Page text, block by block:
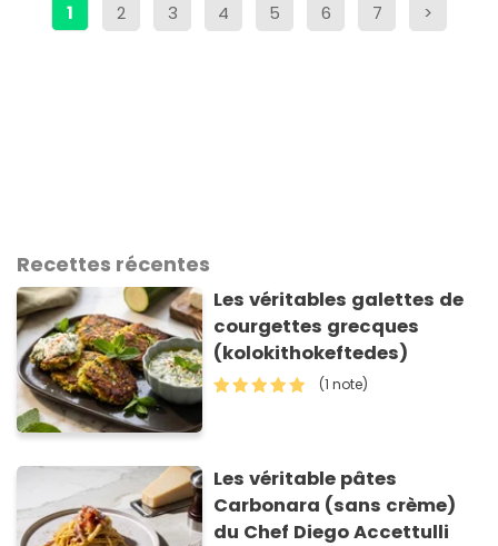
1 2 3 4 5 6 7 >
Recettes récentes
Les véritables galettes de
courgettes grecques
(kolokithokeftedes)
(1 note)
Les véritable pâtes
Carbonara (sans crème)
du Chef Diego Accettulli